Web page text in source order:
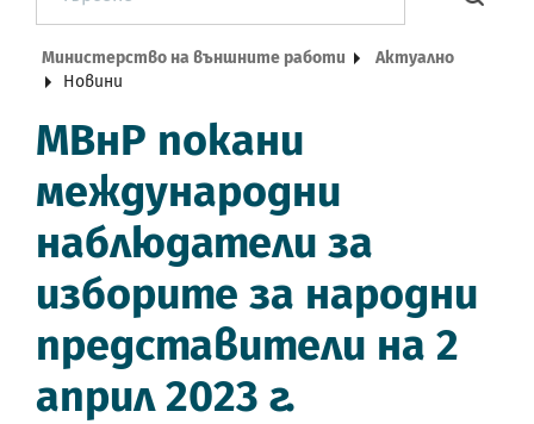
Министерство на външните работи
Актуално
Новини
МВнР покани
международни
наблюдатели за
изборите за народни
представители на 2
април 2023 г.